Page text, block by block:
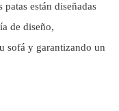
están diseñadas
de diseño,
sofá y garantizando un